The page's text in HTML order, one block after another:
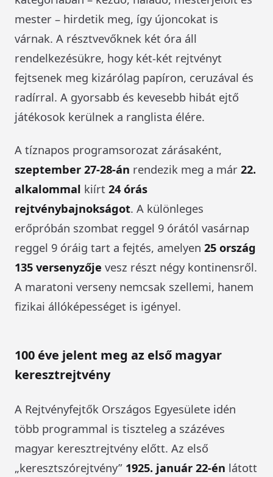
mester – hirdetik meg, így újoncokat is
várnak. A résztvevőknek két óra áll
rendelkezésükre, hogy két-két rejtvényt
fejtsenek meg kizárólag papíron, ceruzával és
radírral. A gyorsabb és kevesebb hibát ejtő
játékosok kerülnek a ranglista élére.
A tíznapos programsorozat zárásaként,
szeptember 27-28-án rendezik meg a már 22.
alkalommal kiírt 24 órás
rejtvénybajnokságot. A különleges
erőpróbán szombat reggel 9 órától vasárnap
reggel 9 óráig tart a fejtés, amelyen 25 ország
135 versenyzője vesz részt négy kontinensről.
A maratoni verseny nemcsak szellemi, hanem
fizikai állóképességet is igényel.
100 éve jelent meg az első magyar
keresztrejtvény
A Rejtvényfejtők Országos Egyesülete idén
több programmal is tiszteleg a százéves
magyar keresztrejtvény előtt. Az első
„keresztszórejtvény” 1925. január 22-én látott